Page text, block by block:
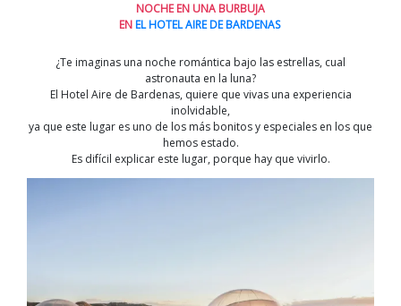
NOCHE EN UNA BURBUJA
ENEL HOTEL AIRE DE BARDENAS
¿Te imaginas una noche romántica bajo las estrellas, cual
astronauta en la luna?
El Hotel Aire de Bardenas, quiere que vivas una experiencia
inolvidable,
ya que este lugar es uno de los más bonitos y especiales en los que
hemos estado.
Es difícil explicar este lugar, porque hay que vivirlo.